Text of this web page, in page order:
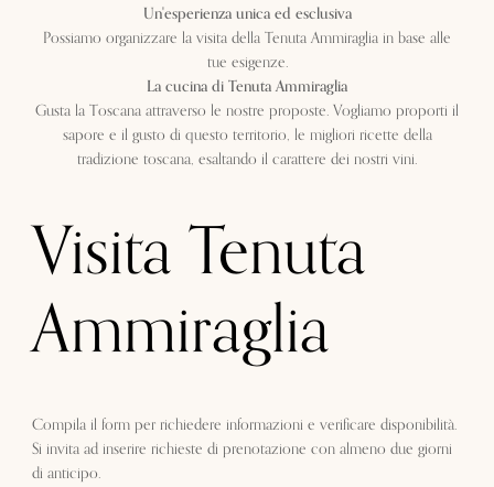
Un'esperienza unica ed esclusiva
Possiamo organizzare la visita della Tenuta Ammiraglia in base alle
tue esigenze.
La cucina di Tenuta Ammiraglia
Gusta la Toscana attraverso le nostre proposte. Vogliamo proporti il
sapore e il gusto di questo territorio, le migliori ricette della
tradizione toscana, esaltando il carattere dei nostri vini.
Visita Tenuta
Ammiraglia
Compila il form per richiedere informazioni e verificare disponibilità.
Si invita ad inserire richieste di prenotazione con almeno due giorni
di anticipo.